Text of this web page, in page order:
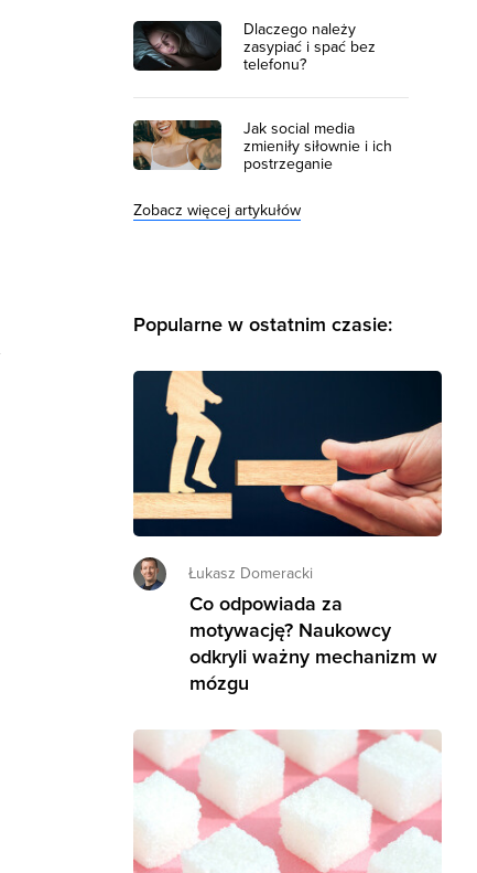
Dlaczego należy
zasypiać i spać bez
telefonu?
Jak social media
zmieniły siłownie i ich
postrzeganie
Zobacz więcej artykułów
Popularne w ostatnim czasie:
Łukasz Domeracki
Co odpowiada za
motywację? Naukowcy
odkryli ważny mechanizm w
mózgu